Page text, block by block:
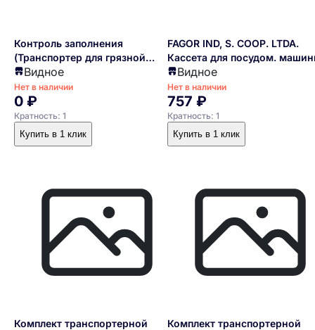
Контроль заполнения
(Транспортер для грязной
посуды)
Видное
Нет в наличии
0 ₽
Кратность: 1
Купить в 1 клик
FAGOR IND, S. COOP. LTDA.
Кассета для посудом.
серии CT-10
Видное
Нет в наличии
757 ₽
Кратность: 1
Купить в 1 клик
Комплект транспортерной
Комплект транспортерной